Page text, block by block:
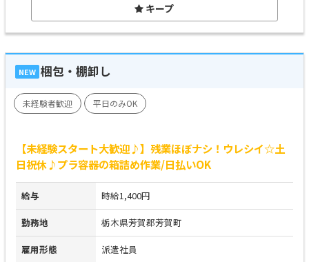
キープ
NEW 梱包・棚卸し
未経験者歓迎 平日のみOK
【未経験スタート大歓迎♪】残業ほぼナシ！ウレシイ☆土
日祝休♪プラ容器の箱詰め作業/日払いOK
給与 時給1,400円
勤務地 栃木県芳賀郡芳賀町
雇用形態 派遣社員